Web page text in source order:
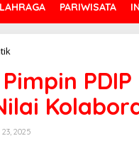
PARIWISATA
m
j
i
P
2025